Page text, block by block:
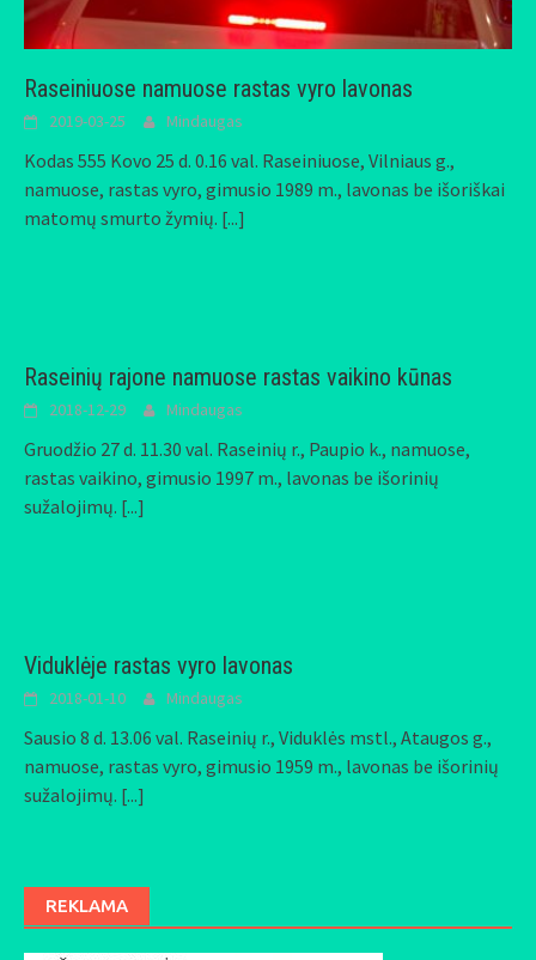
Raseiniuose namuose rastas vyro lavonas
2019-03-25 Mindaugas
Kodas 555 Kovo 25 d. 0.16 val. Raseiniuose, Vilniaus g.,
namuose, rastas vyro, gimusio 1989 m., lavonas be išoriškai
matomų smurto žymių. [...]
Raseinių rajone namuose rastas vaikino kūnas
2018-12-29 Mindaugas
Gruodžio 27 d. 11.30 val. Raseinių r., Paupio k., namuose,
rastas vaikino, gimusio 1997 m., lavonas be išorinių
sužalojimų. [...]
Viduklėje rastas vyro lavonas
2018-01-10 Mindaugas
Sausio 8 d. 13.06 val. Raseinių r., Viduklės mstl., Ataugos g.,
namuose, rastas vyro, gimusio 1959 m., lavonas be išorinių
sužalojimų. [...]
REKLAMA